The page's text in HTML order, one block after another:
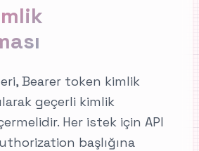
Bearer token kimlik
geçerli kimlik
Her istek için API
başlığına